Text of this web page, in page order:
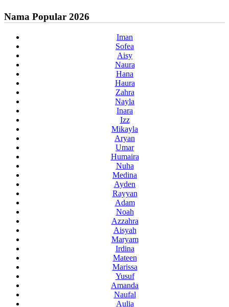
Nama Popular 2026
Iman
Sofea
Aisy
Naura
Hana
Haura
Zahra
Nayla
Inara
Izz
Mikayla
Aryan
Umar
Humaira
Nuha
Medina
Ayden
Rayyan
Adam
Noah
Azzahra
Aisyah
Maryam
Irdina
Mateen
Marissa
Yusuf
Amanda
Naufal
Aulia